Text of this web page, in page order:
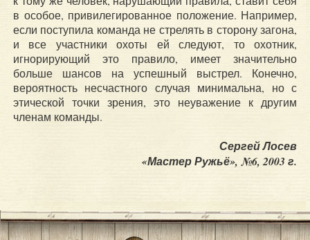
в особое, привилегированное положение. Например,
если поступила команда не стрелять в сторону загона,
и все участники охоты ей следуют, то охотник,
игнорирующий это правило, имеет значительно
больше шансов на успешный выстрел. Конечно,
вероятность несчастного случая минимальна, но с
этической точки зрения, это неуважение к другим
членам команды.
Сергей Лосев
«Мастер Ружьё», №6, 2003 г.